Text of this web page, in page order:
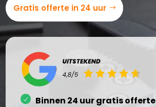
Gratis offerte in 24 uur
Binnen 24 uur gratis offerte